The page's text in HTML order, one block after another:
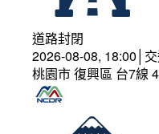
道路封閉
2026-08-08, 18:00│
桃園市 復興區 台7線